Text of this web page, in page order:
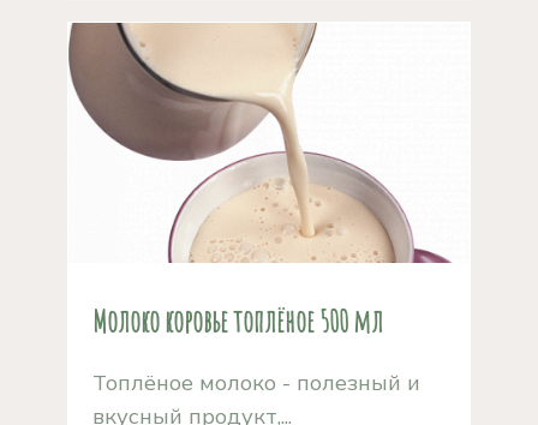
Молоко коровье топлёное 500 мл
Топлёное молоко - полезный и
вкусный продукт,...